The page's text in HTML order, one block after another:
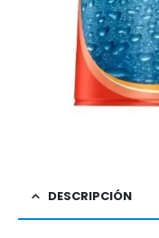
DESCRIPCIÓN